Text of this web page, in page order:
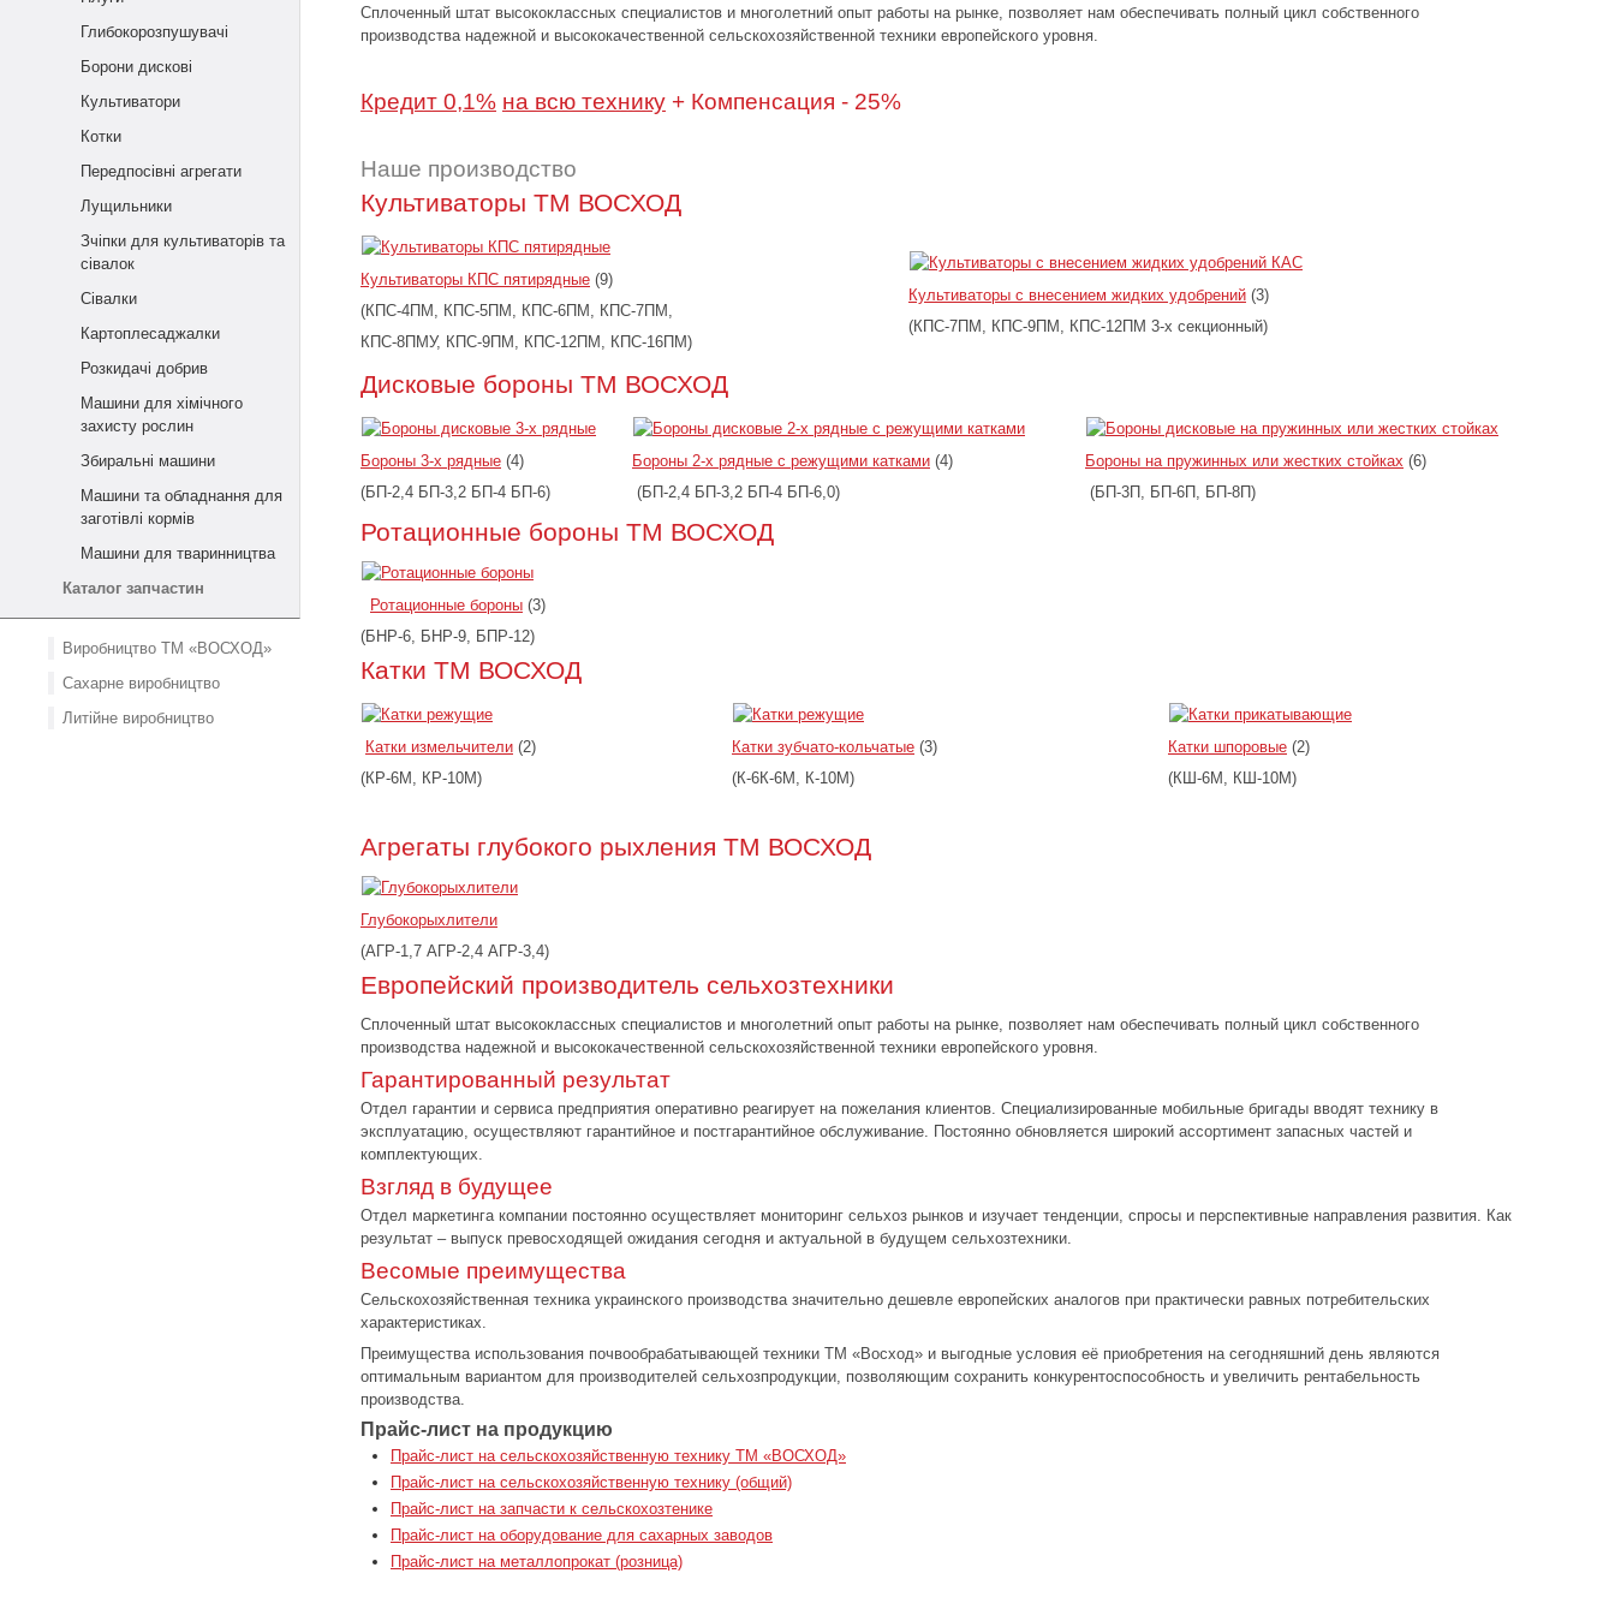
Глибокорозпушувачі
Борони дискові
Культиватори
Котки
Передпосівні агрегати
Лущильники
Зчіпки для культиваторів та
сівалок
Сівалки
Картоплесаджалки
Розкидачі добрив
Машини для хімічного
захисту рослин
Збиральні машини
Машини та обладнання для
заготівлі кормів
Машини для тваринництва
Каталог запчастин
Виробництво ТМ «ВОСХОД»
Сахарне виробництво
Литійне виробництво
Сплоченный штат высококлассных специалистов и многолетний опыт работы на рынке, позволяет нам обеспечивать полный цикл собственного
производства надежной и высококачественной сельскохозяйственной техники европейского уровня.
Кредит 0,1% на всю технику + Компенсация - 25%
Наше производство
Культиваторы ТМ ВОСХОД
Культиваторы КПС пятирядные (9)
(КПС-4ПМ, КПС-5ПМ, КПС-6ПМ, КПС-7ПМ,
КПС-8ПМУ, КПС-9ПМ, КПС-12ПМ, КПС-16ПМ)
Культиваторы с внесением жидких удобрений (3)
(КПС-7ПМ, КПС-9ПМ, КПС-12ПМ 3-х секционный)
Дисковые бороны ТМ ВОСХОД
Бороны 3-х рядные (4)
(БП-2,4 БП-3,2 БП-4 БП-6)
Бороны 2-х рядные с режущими катками (4)
(БП-2,4 БП-3,2 БП-4 БП-6,0)
Бороны на пружинных или жестких стойках (6)
(БП-3П, БП-6П, БП-8П)
Ротационные бороны ТМ ВОСХОД
Ротационные бороны (3)
(БНР-6, БНР-9, БПР-12)
Катки ТМ ВОСХОД
Катки измельчители (2)
(КР-6М, КР-10М)
Катки зубчато-кольчатые (3)
(К-6К-6М, К-10М)
Катки шпоровые (2)
(КШ-6М, КШ-10М)
Агрегаты глубокого рыхления ТМ ВОСХОД
Глубокорыхлители
(АГР-1,7 АГР-2,4 АГР-3,4)
Европейский производитель сельхозтехники
Сплоченный штат высококлассных специалистов и многолетний опыт работы на рынке, позволяет нам обеспечивать полный цикл собственного
производства надежной и высококачественной сельскохозяйственной техники европейского уровня.
Гарантированный результат
Отдел гарантии и сервиса предприятия оперативно реагирует на пожелания клиентов. Специализированные мобильные бригады вводят технику в
эксплуатацию, осуществляют гарантийное и постгарантийное обслуживание. Постоянно обновляется широкий ассортимент запасных частей и
комплектующих.
Взгляд в будущее
Отдел маркетинга компании постоянно осуществляет мониторинг сельхоз рынков и изучает тенденции, спросы и перспективные направления развития. Как
результат – выпуск превосходящей ожидания сегодня и актуальной в будущем сельхозтехники.
Весомые преимущества
Сельскохозяйственная техника украинского производства значительно дешевле европейских аналогов при практически равных потребительских
характеристиках.
Преимущества использования почвообрабатывающей техники ТМ «Восход» и выгодные условия её приобретения на сегодняшний день являются
оптимальным вариантом для производителей сельхозпродукции, позволяющим сохранить конкурентоспособность и увеличить рентабельность
производства.
Прайс-лист на продукцию
Прайс-лист на сельскохозяйственную технику ТМ «ВОСХОД»
Прайс-лист на сельскохозяйственную технику (общий)
Прайс-лист на запчасти к сельскохозтенике
Прайс-лист на оборудование для сахарных заводов
Прайс-лист на металлопрокат (розница)